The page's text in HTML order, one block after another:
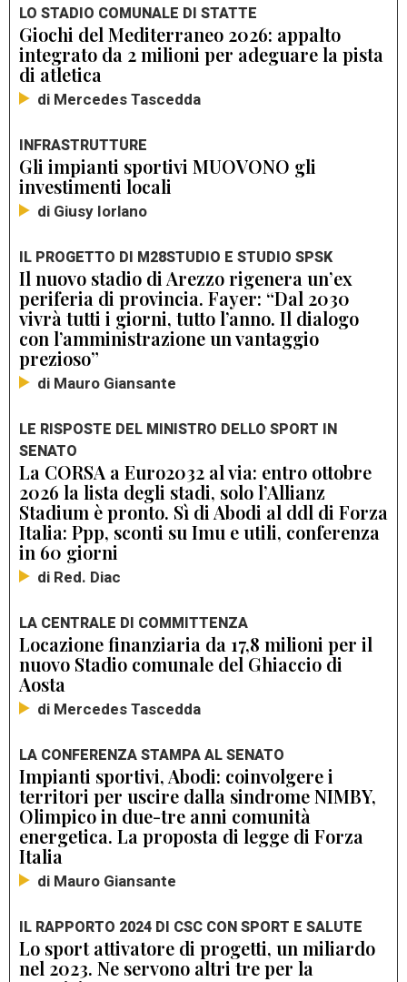
LO STADIO COMUNALE DI STATTE
Giochi del Mediterraneo 2026: appalto
integrato da 2 milioni per adeguare la pista
di atletica
di Mercedes Tascedda
INFRASTRUTTURE
Gli impianti sportivi MUOVONO gli
investimenti locali
di Giusy Iorlano
IL PROGETTO DI M28STUDIO E STUDIO SPSK
Il nuovo stadio di Arezzo rigenera un’ex
periferia di provincia. Fayer: “Dal 2030
vivrà tutti i giorni, tutto l’anno. Il dialogo
con l’amministrazione un vantaggio
prezioso”
di Mauro Giansante
LE RISPOSTE DEL MINISTRO DELLO SPORT IN
SENATO
La CORSA a Euro2032 al via: entro ottobre
2026 la lista degli stadi, solo l’Allianz
Stadium è pronto. Sì di Abodi al ddl di Forza
Italia: Ppp, sconti su Imu e utili, conferenza
in 60 giorni
di Red. Diac
LA CENTRALE DI COMMITTENZA
Locazione finanziaria da 17,8 milioni per il
nuovo Stadio comunale del Ghiaccio di
Aosta
di Mercedes Tascedda
LA CONFERENZA STAMPA AL SENATO
Impianti sportivi, Abodi: coinvolgere i
territori per uscire dalla sindrome NIMBY,
Olimpico in due-tre anni comunità
energetica. La proposta di legge di Forza
Italia
di Mauro Giansante
IL RAPPORTO 2024 DI CSC CON SPORT E SALUTE
Lo sport attivatore di progetti, un miliardo
nel 2023. Ne servono altri tre per la